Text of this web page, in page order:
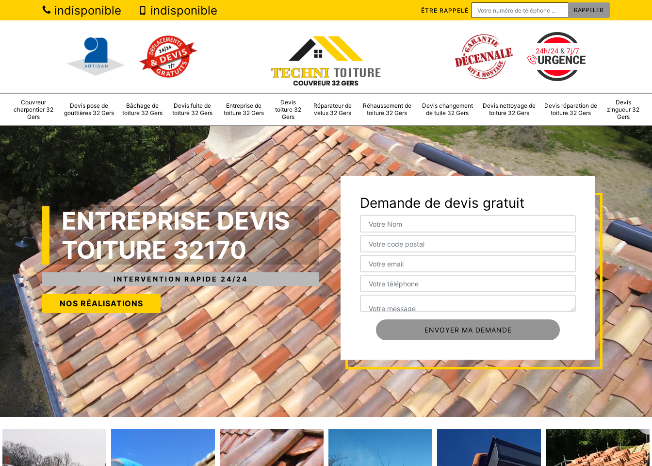
indisponible indisponible ÊTRE RAPPELÉ
Couvreur
charpentier 32
Gers
Devis pose de
gouttières 32 Gers
Bâchage de
toiture 32 Gers
Devis fuite de
toiture 32 Gers
Entreprise de
toiture 32 Gers
Devis
toiture 32
Gers
Réparateur de
velux 32 Gers
Réhaussement de
toiture 32 Gers
Devis changement
de tuile 32 Gers
Devis nettoyage de
toiture 32 Gers
Devis réparation de
toiture 32 Gers
Devis
zingueur 32
Gers
ENTREPRISE DEVIS
TOITURE 32170
INTERVENTION RAPIDE 24/24
NOS RÉALISATIONS
Demande de devis gratuit